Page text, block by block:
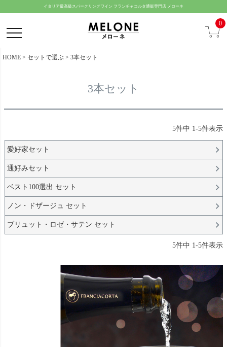
イタリア最高級スパークリングワイン フランチャコルタ通販専門店 メローネ
0
HOME セットで選ぶ 3本セット
3本セット
5件中 1-5件表示
愛好家セット
通好みセット
ベスト100選出 セット
ノン・ドザージュ セット
ブリュット・ロゼ・サテン セット
5件中 1-5件表示
ジト
ップ